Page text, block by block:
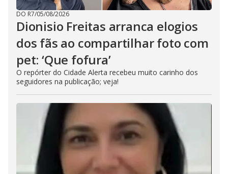
DO R7/05/08/2026
Dionisio Freitas arranca elogios
dos fãs ao compartilhar foto com
pet: ‘Que fofura’
O repórter do Cidade Alerta recebeu muito carinho dos
seguidores na publicação; veja!